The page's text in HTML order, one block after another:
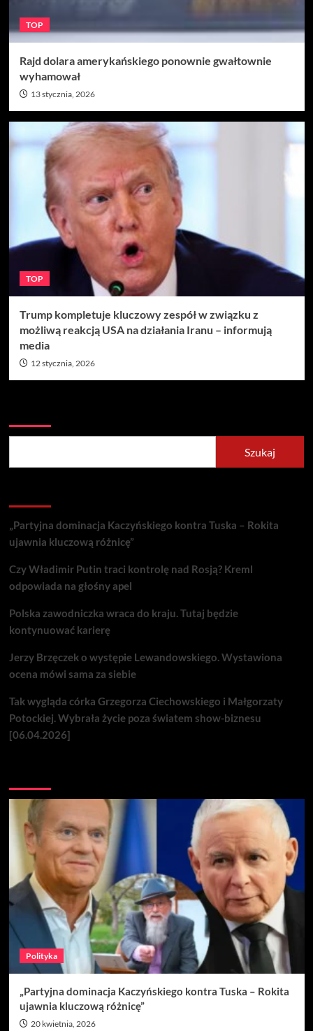
TOP
Rajd dolara amerykańskiego ponownie gwałtownie
wyhamował
13 stycznia, 2026
TOP
Trump kompletuje kluczowy zespół w związku z
możliwą reakcją USA na działania Iranu – informują
media
12 stycznia, 2026
Szukaj
„Partyjna dominacja Kaczyńskiego kontra Tuska – Rokita
ujawnia kluczową różnicę”
Czy Władimir Putin traci kontrolę nad Rosją? Kreml
odpowiada na głośny apel
Polska zawodniczka wraca do kraju. Tutaj będzie
kontynuować karierę
Jerzy Brzęczek o występie Lewandowskiego. Wystawiona
ocena mówi sama za siebie
Tak wygląda córka Grzegorza Ciechowskiego i Małgorzaty
Potockiej. Wybrała życie poza światem show-biznesu
[06.04.2026]
Polityka
„Partyjna dominacja Kaczyńskiego kontra Tuska – Rokita
ujawnia kluczową różnicę”
20 kwietnia, 2026